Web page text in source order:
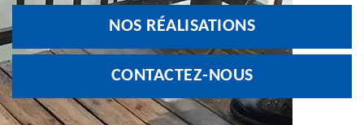
NOS RÉALISATIONS
CONTACTEZ-NOUS